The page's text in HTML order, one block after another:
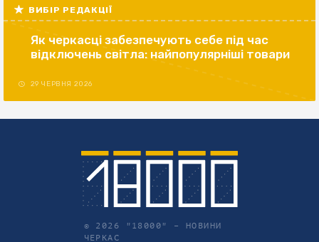
ВИБІР РЕДАКЦІЇ
Як черкасці забезпечують себе під час
відключень світла: найпопулярніші товари
29 ЧЕРВНЯ 2026
© 2026 "18000" – НОВИНИ
ЧЕРКАС